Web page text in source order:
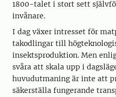
1800-talet i stort sett
invånare.
I dag växer intresset för
takodlingar till
insektsproduktion. Men
svåra att skala upp i
huvudutmaning är inte att
säkerställa fungerande